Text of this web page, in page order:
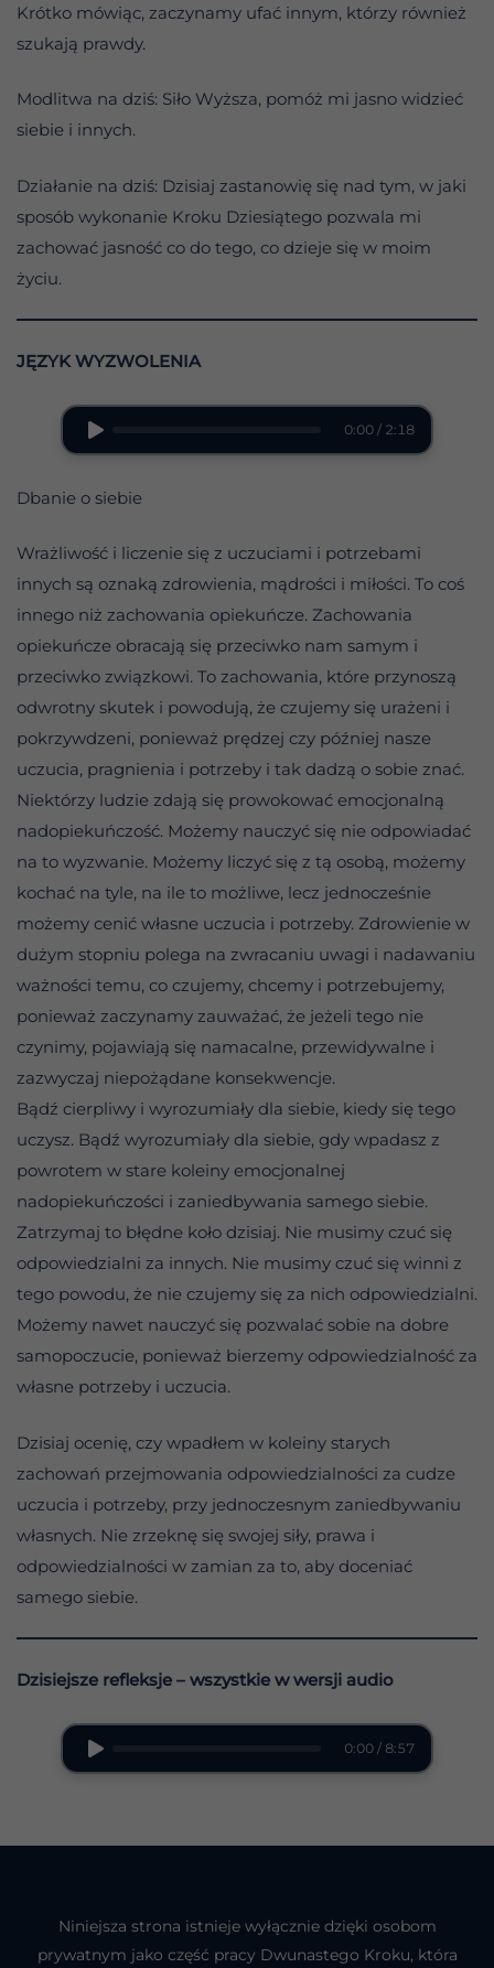
Krótko mówiąc, zaczynamy ufać innym, którzy również
szukają prawdy.
Modlitwa na dziś: Siło Wyższa, pomóż mi jasno widzieć
siebie i innych.
Działanie na dziś: Dzisiaj zastanowię się nad tym, w jaki
sposób wykonanie Kroku Dziesiątego pozwala mi
zachować jasność co do tego, co dzieje się w moim
życiu.
JĘZYK WYZWOLENIA
0:00 / 2:18
Dbanie o siebie
Wrażliwość i liczenie się z uczuciami i potrzebami
innych są oznaką zdrowienia, mądrości i miłości. To coś
innego niż zachowania opiekuńcze. Zachowania
opiekuńcze obracają się przeciwko nam samym i
przeciwko związkowi. To zachowania, które przynoszą
odwrotny skutek i powodują, że czujemy się urażeni i
pokrzywdzeni, ponieważ prędzej czy później nasze
uczucia, pragnienia i potrzeby i tak dadzą o sobie znać.
Niektórzy ludzie zdają się prowokować emocjonalną
nadopiekuńczość. Możemy nauczyć się nie odpowiadać
na to wyzwanie. Możemy liczyć się z tą osobą, możemy
kochać na tyle, na ile to możliwe, lecz jednocześnie
możemy cenić własne uczucia i potrzeby. Zdrowienie w
dużym stopniu polega na zwracaniu uwagi i nadawaniu
ważności temu, co czujemy, chcemy i potrzebujemy,
ponieważ zaczynamy zauważać, że jeżeli tego nie
czynimy, pojawiają się namacalne, przewidywalne i
zazwyczaj niepożądane konsekwencje.
Bądź cierpliwy i wyrozumiały dla siebie, kiedy się tego
uczysz. Bądź wyrozumiały dla siebie, gdy wpadasz z
powrotem w stare koleiny emocjonalnej
nadopiekuńczości i zaniedbywania samego siebie.
Zatrzymaj to błędne koło dzisiaj. Nie musimy czuć się
odpowiedzialni za innych. Nie musimy czuć się winni z
tego powodu, że nie czujemy się za nich odpowiedzialni.
Możemy nawet nauczyć się pozwalać sobie na dobre
samopoczucie, ponieważ bierzemy odpowiedzialność za
własne potrzeby i uczucia.
Dzisiaj ocenię, czy wpadłem w koleiny starych
zachowań przejmowania odpowiedzialności za cudze
uczucia i potrzeby, przy jednoczesnym zaniedbywaniu
własnych. Nie zrzeknę się swojej siły, prawa i
odpowiedzialności w zamian za to, aby doceniać
samego siebie.
Dzisiejsze refleksje – wszystkie w wersji audio
0:00 / 8:57
Niniejsza strona istnieje wyłącznie dzięki osobom
prywatnym jako część pracy Dwunastego Kroku, która